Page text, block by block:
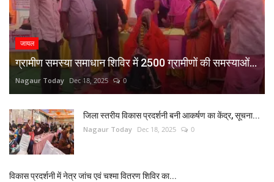
जायल
ग्रामीण समस्या समाधान शिविर में 2500 ग्रामीणों की समस्याओं...
Nagaur Today Dec 18, 2025 0
जिला स्तरीय विकास प्रदर्शनी बनी आकर्षण का केंद्र, सूचना...
Nagaur Today Dec 18, 2025 0
विकास प्रदर्शनी में नेत्र जांच एवं चश्मा वितरण शिविर का...